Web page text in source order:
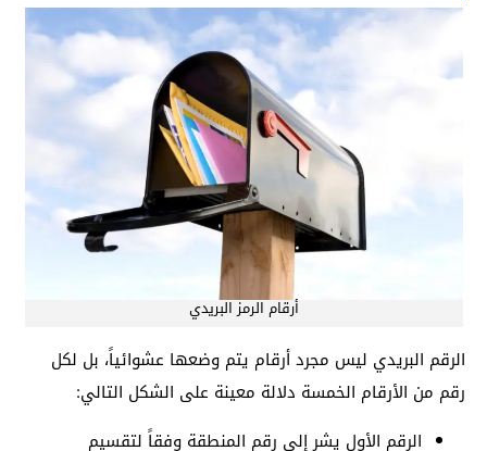
أرقام الرمز البريدي
الرقم البريدي ليس مجرد أرقام يتم وضعها عشوائياً، بل لكل
رقم من الأرقام الخمسة دلالة معينة على الشكل التالي:
الرقم الأول يشر إلى رقم المنطقة وفقاً لتقسيم